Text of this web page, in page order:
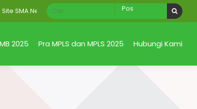
SMA Negeri 1 Taman Sidoarjo Jawa Timur
2025 Pra MPLS dan MPLS 2025 Hubungi Kami